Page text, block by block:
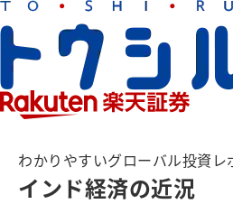
わかりやすいグローバル投資レ
インド経済の近況